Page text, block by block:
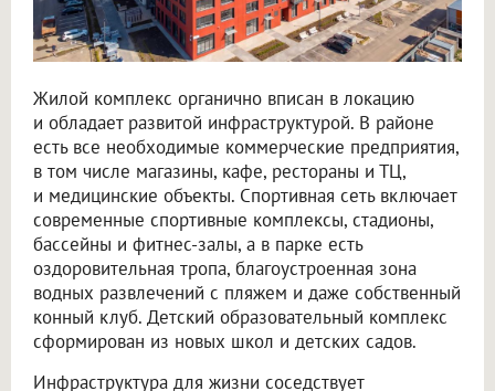
Жилой комплекс органично вписан в локацию
и обладает развитой инфраструктурой. В районе
есть все необходимые коммерческие предприятия,
в том числе магазины, кафе, рестораны и ТЦ,
и медицинские объекты. Спортивная сеть включает
современные спортивные комплексы, стадионы,
бассейны и фитнес-залы, а в парке есть
оздоровительная тропа, благоустроенная зона
водных развлечений с пляжем и даже собственный
конный клуб. Детский образовательный комплекс
сформирован из новых школ и детских садов.
Инфраструктура для жизни соседствует